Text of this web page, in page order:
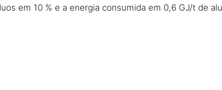
em 10 % e a energia consumida em 0,6 GJ/t de